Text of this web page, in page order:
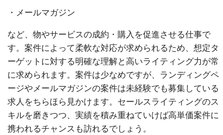
・メールマガジン
など、物やサービスの成約・購入を促進させる仕事で
す。案件によって柔軟な対応が求められるため、想定タ
ーゲットに対する明確な理解と高いライティング力が常
に求められます。案件は少なめですが、ランディングペ
ージやメールマガジンの案件は未経験でも募集している
求人をちらほら見かけます。セールスライティングのス
キルを磨きつつ、実績を積み重ねていけば高単価案件に
携われるチャンスも訪れるでしょう。